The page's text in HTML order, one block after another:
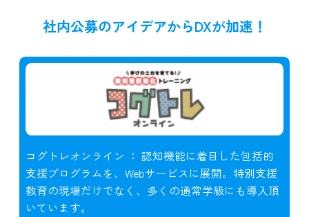
社内公募のアイデアからDXが加速！
コグトレオンライン ： 認知機能に着目した包括的
支援プログラムを、Webサービスに展開。特別支援
教育の現場だけでなく、多くの通常学級にも導入頂
いています。